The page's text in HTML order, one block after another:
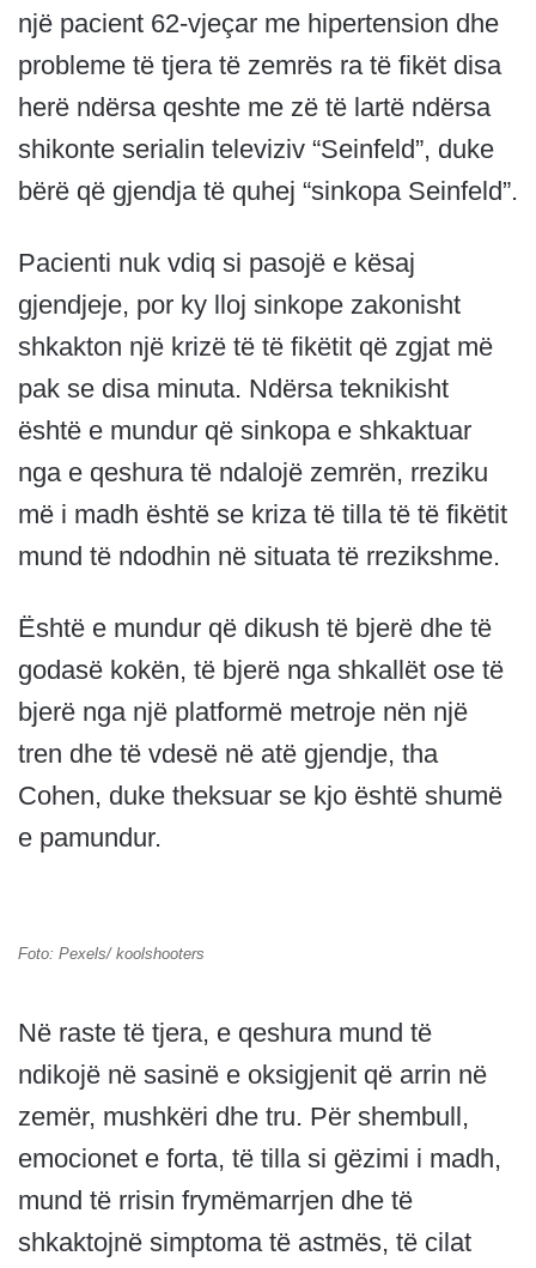
një pacient 62-vjeçar me hipertension dhe
probleme të tjera të zemrës ra të fikët disa
herë ndërsa qeshte me zë të lartë ndërsa
shikonte serialin televiziv “Seinfeld”, duke
bërë që gjendja të quhej “sinkopa Seinfeld”.
Pacienti nuk vdiq si pasojë e kësaj
gjendjeje, por ky lloj sinkope zakonisht
shkakton një krizë të të fikëtit që zgjat më
pak se disa minuta. Ndërsa teknikisht
është e mundur që sinkopa e shkaktuar
nga e qeshura të ndalojë zemrën, rreziku
më i madh është se kriza të tilla të të fikëtit
mund të ndodhin në situata të rrezikshme.
Është e mundur që dikush të bjerë dhe të
godasë kokën, të bjerë nga shkallët ose të
bjerë nga një platformë metroje nën një
tren dhe të vdesë në atë gjendje, tha
Cohen, duke theksuar se kjo është shumë
e pamundur.
Foto: Pexels/ koolshooters
Në raste të tjera, e qeshura mund të
ndikojë në sasinë e oksigjenit që arrin në
zemër, mushkëri dhe tru. Për shembull,
emocionet e forta, të tilla si gëzimi i madh,
mund të rrisin frymëmarrjen dhe të
shkaktojnë simptoma të astmës, të cilat